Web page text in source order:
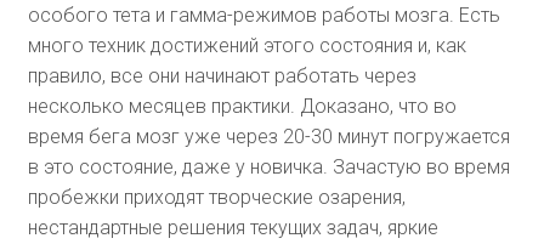
особого тета и гамма-режимов работы мозга. Есть
много техник достижений этого состояния и, как
правило, все они начинают работать через
несколько месяцев практики. Доказано, что во
время бега мозг уже через 20-30 минут погружается
в это состояние, даже у новичка. Зачастую во время
пробежки приходят творческие озарения,
нестандартные решения текущих задач, яркие